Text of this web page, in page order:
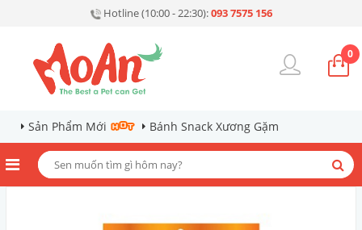
Hotline (10:00 - 22:30):093 7575 156
0
Sản Phẩm Mới Bánh Snack Xương Gặm